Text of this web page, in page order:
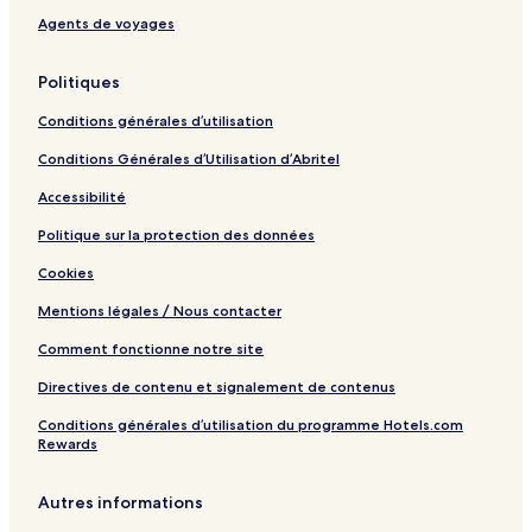
Agents de voyages
Politiques
Conditions générales d’utilisation
Conditions Générales d’Utilisation d’Abritel
Accessibilité
Politique sur la protection des données
Cookies
Mentions légales / Nous contacter
Comment fonctionne notre site
Directives de contenu et signalement de contenus
Conditions générales d’utilisation du programme Hotels.com
Rewards
Autres informations